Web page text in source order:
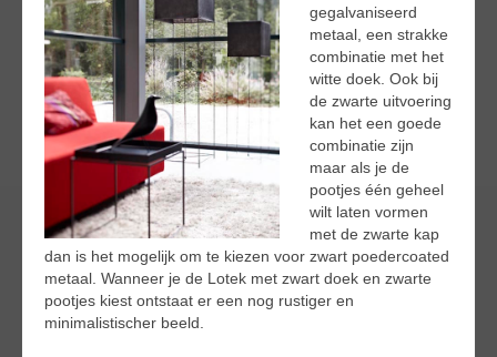
gegalvaniseerd
metaal, een strakke
combinatie met het
witte doek. Ook bij
de zwarte uitvoering
kan het een goede
combinatie zijn
maar als je de
pootjes één geheel
wilt laten vormen
met de zwarte kap
dan is het mogelijk om te kiezen voor zwart poedercoated
metaal. Wanneer je de Lotek met zwart doek en zwarte
pootjes kiest ontstaat er een nog rustiger en
minimalistischer beeld.